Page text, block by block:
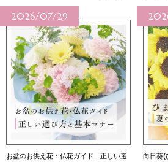
2026/07/28
向日葵(ひまわり)の仏花｜夏のお供え花
向日葵